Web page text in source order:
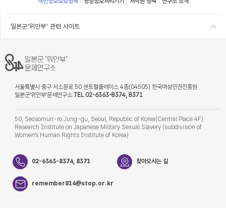
일본군'위안부' 관련 사이트
서울특별시 중구 서소문로 50 센트럴플레이스 4층(04505) 한국여성인권진흥원
일본군‘위안부’문제연구소 TEL 02-6363-8374, 8371
50, Seosomun-ro Jung-gu, Seoul, Republic of Korea(Central Place 4F)
Research Institute on Japanese Military Sexual Slavery (subdivision of
Women’s Human Rights Institute of Korea)
02-6363-8374, 8371 찾아오시는 길
remember814@stop.or.kr